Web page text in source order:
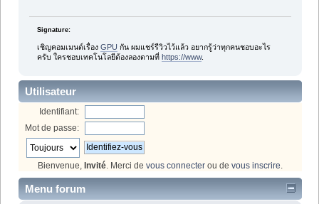
Signature:
เชิญคอมเมนต์เรื่อง GPU กัน ผมแชร์รีวิวไว้แล้ว อยากรู้ว่าทุกคนชอบอะไร
ครับ ใครชอบเทคโนโลยีต้องลองตามที่ https://www.
Utilisateur
Identifiant:
Mot de passe:
Bienvenue, Invité. Merci de vous connecter ou de vous inscrire.
Menu forum